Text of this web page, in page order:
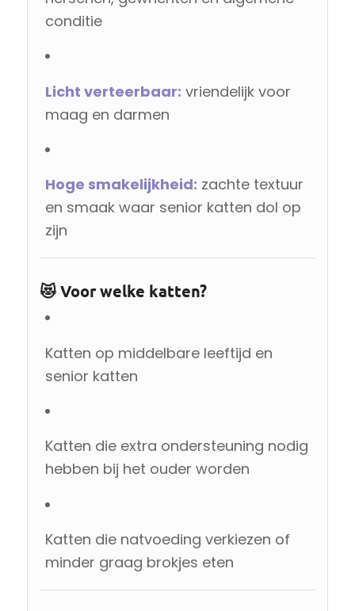
conditie
Licht verteerbaar: vriendelijk voor
maag en darmen
Hoge smakelijkheid: zachte textuur
en smaak waar senior katten dol op
zijn
😻 Voor welke katten?
Katten op middelbare leeftijd en
senior katten
Katten die extra ondersteuning nodig
hebben bij het ouder worden
Katten die natvoeding verkiezen of
minder graag brokjes eten